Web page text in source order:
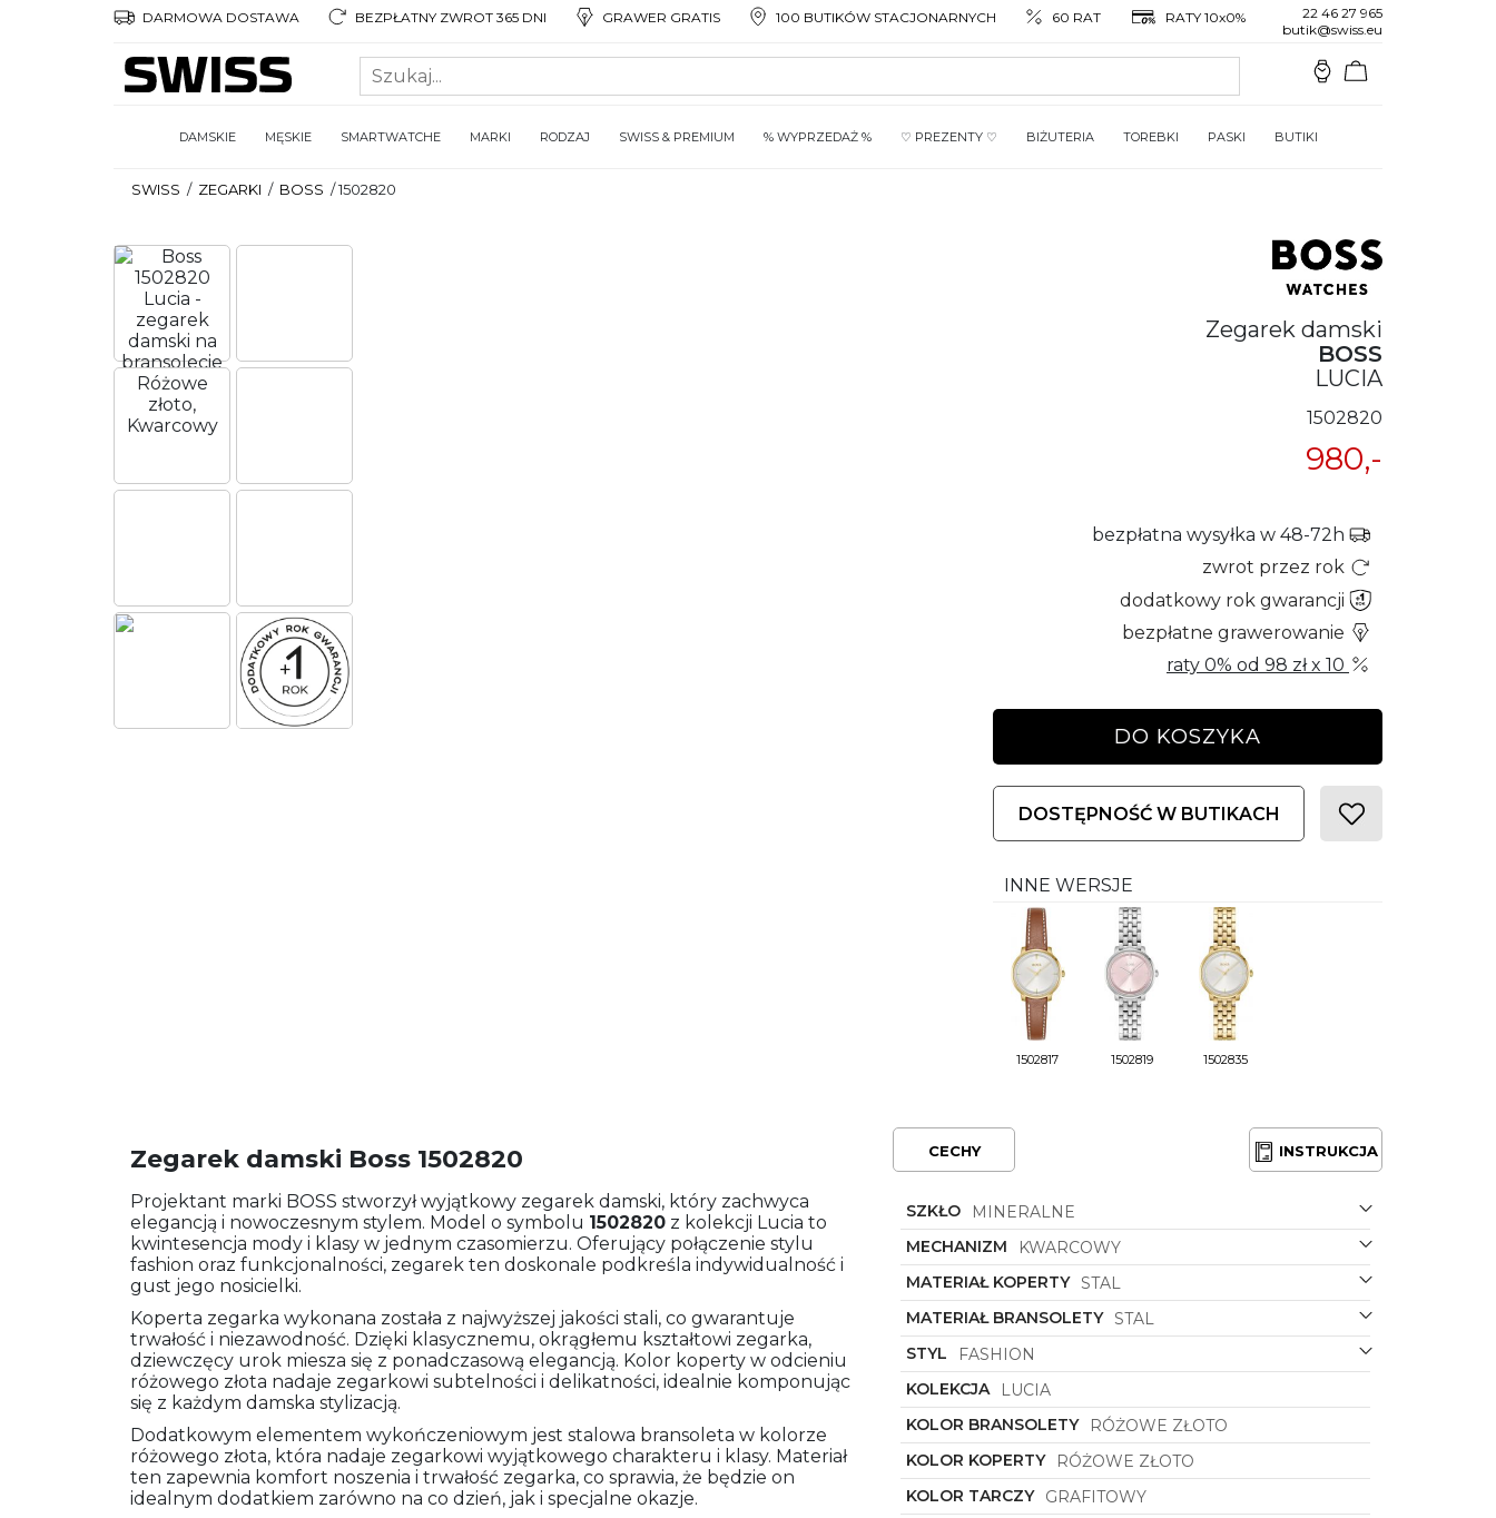
DARMOWA DOSTAWA BEZPŁATNY ZWROT 365 DNI GRAWER GRATIS 100 BUTIKÓW STACJONARNYCH 60 RAT RATY 10x0%
22 46 27 965
butik@swiss.eu
DAMSKIE MĘSKIE SMARTWATCHE MARKI RODZAJ SWISS & PREMIUM % WYPRZEDAŻ % ♡ PREZENTY ♡ BIŻUTERIA TOREBKI PASKI BUTIKI
SWISS / ZEGARKI / BOSS /1502820
Zegarek damski
BOSS
LUCIA
1502820
980,-
bezpłatna wysyłka w 48-72h
zwrot przez rok
dodatkowy rok gwarancji
bezpłatne grawerowanie
raty 0% od 98 złx 10
DO KOSZYKA
DOSTĘPNOŚĆ W BUTIKACH
INNE WERSJE
1502817 1502819 1502835
Zegarek damski Boss 1502820
Projektant marki BOSS stworzył wyjątkowy zegarek damski, który zachwyca
elegancją i nowoczesnym stylem. Model o symbolu 1502820 z kolekcji Lucia to
kwintesencja mody i klasy w jednym czasomierzu. Oferujący połączenie stylu
fashion oraz funkcjonalności, zegarek ten doskonale podkreśla indywidualność i
gust jego nosicielki.
Koperta zegarka wykonana została z najwyższej jakości stali, co gwarantuje
trwałość i niezawodność. Dzięki klasycznemu, okrągłemu kształtowi zegarka,
dziewczęcy urok miesza się z ponadczasową elegancją. Kolor koperty w odcieniu
różowego złota nadaje zegarkowi subtelności i delikatności, idealnie komponując
się z każdym damska stylizacją.
Dodatkowym elementem wykończeniowym jest stalowa bransoleta w kolorze
różowego złota, która nadaje zegarkowi wyjątkowego charakteru i klasy. Materiał
ten zapewnia komfort noszenia i trwałość zegarka, co sprawia, że będzie on
idealnym dodatkiem zarówno na co dzień, jak i specjalne okazje.
CECHY INSTRUKCJA
SZKŁO
MINERALNE
MECHANIZM
KWARCOWY
MATERIAŁ KOPERTY STAL
MATERIAŁ BRANSOLETY STAL
STYL
FASHION
KOLEKCJA
LUCIA
KOLOR BRANSOLETY
RÓŻOWE ZŁOTO
KOLOR KOPERTY
RÓŻOWE ZŁOTO
KOLOR TARCZY
GRAFITOWY